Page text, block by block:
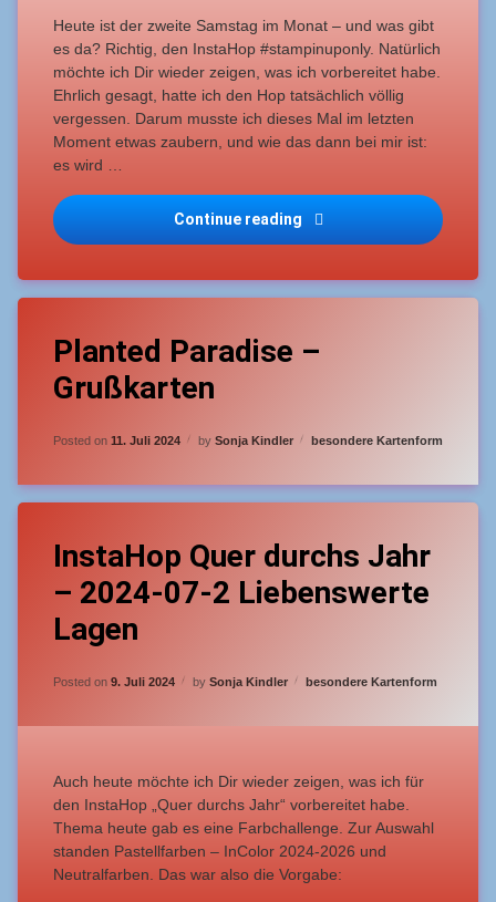
Heute ist der zweite Samstag im Monat – und was gibt
es da? Richtig, den InstaHop #stampinuponly. Natürlich
möchte ich Dir wieder zeigen, was ich vorbereitet habe.
Ehrlich gesagt, hatte ich den Hop tatsächlich völlig
vergessen. Darum musste ich dieses Mal im letzten
Moment etwas zaubern, und wie das dann bei mir ist:
es wird …
Continue reading InstaHop Stampinuponly
Planted Paradise –
Grußkarten
Posted on 11. Juli 2024 by Sonja Kindler Categories:
besondere Kartenform
Tagged
Anfänger
Leave
a
Comment
Planted
InstaHop Quer durchs Jahr
– 2024-07-2 Liebenswerte
Lagen
Posted on 9. Juli 2024 by Sonja Kindler Categories:
besondere Kartenform
Auch heute möchte ich Dir wieder zeigen, was ich für
den InstaHop „Quer durchs Jahr“ vorbereitet habe.
Thema heute gab es eine Farbchallenge. Zur Auswahl
standen Pastellfarben – InColor 2024-2026 und
Neutralfarben. Das war also die Vorgabe:
Spotlighttechnik
a
Comment
InstaHop
Quer
durchs
–
07-
Lagen